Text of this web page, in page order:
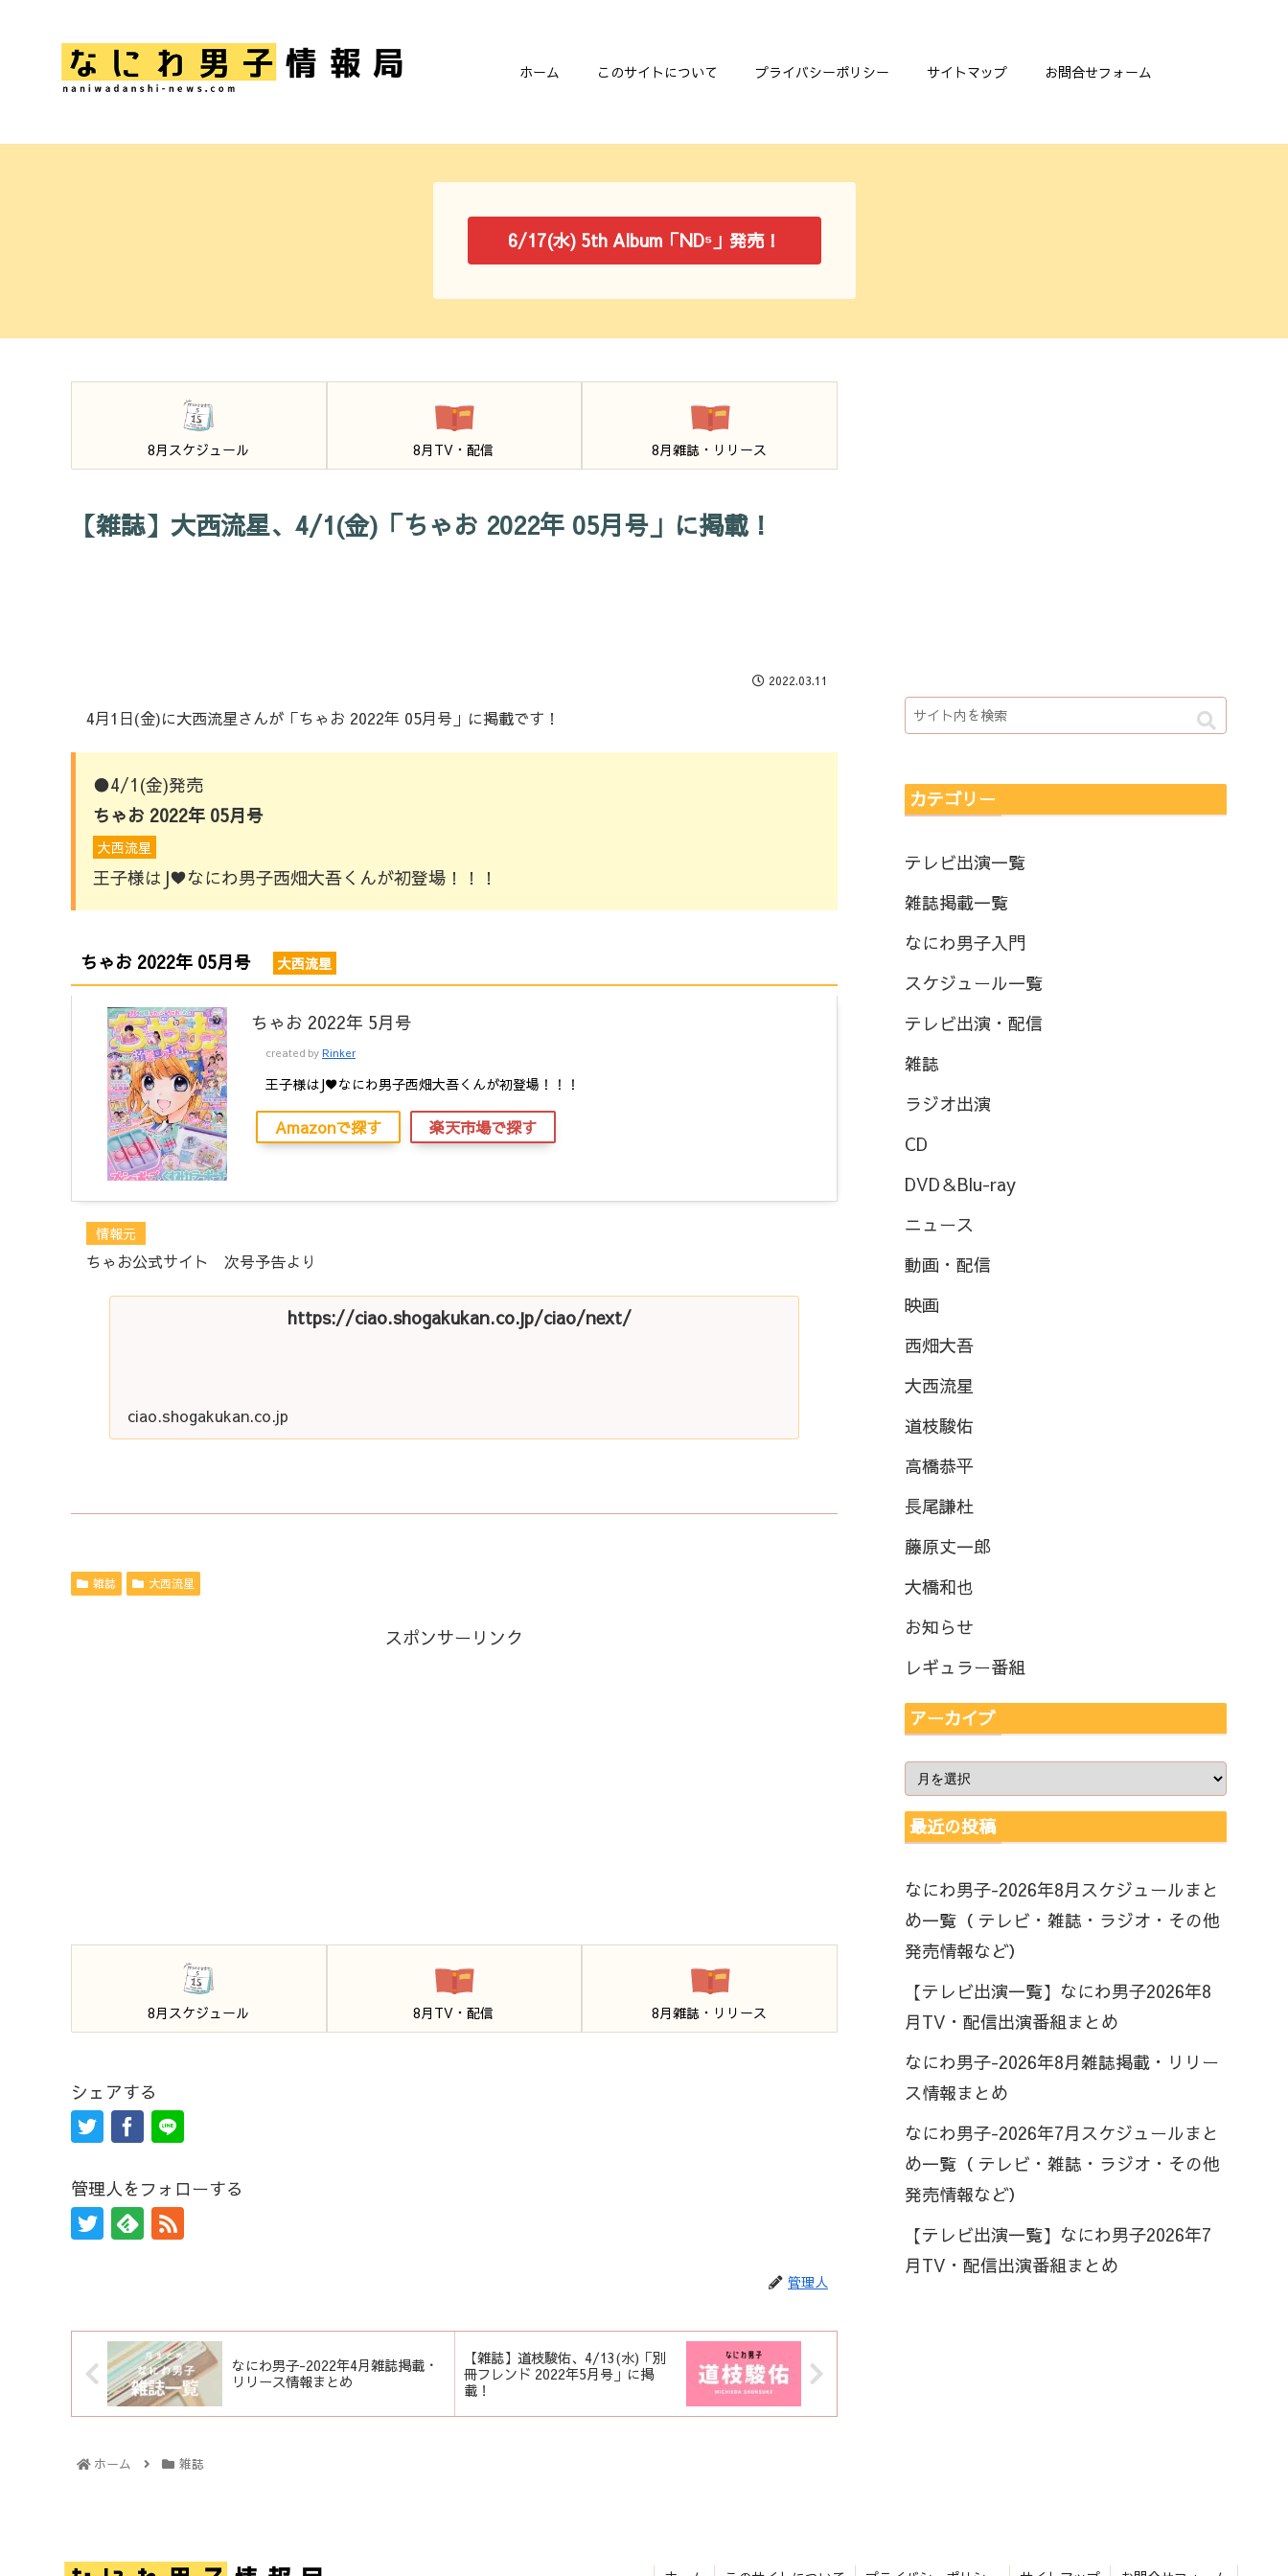
ホーム このサイトについて プライバシーポリシー サイトマップ お問合せフォーム
6/17(水) 5th Album「ND⁵」発売！
8月スケジュール 8月TV・配信 8月雑誌・リリース
【雑誌】大西流星、4/1(金)「ちゃお 2022年 05月号」に掲載！
2022.03.11
4月1日(金)に大西流星さんが「ちゃお 2022年 05月号」に掲載です！
●4/1(金)発売
ちゃお 2022年 05月号
大西流星
王子様はJ♥なにわ男子西畑大吾くんが初登場！！！
ちゃお 2022年 05月号 大西流星
ちゃお 2022年 5月号
created by Rinker
王子様はJ♥なにわ男子西畑大吾くんが初登場！！！
Amazonで探す 楽天市場で探す
情報元
ちゃお公式サイト 次号予告より
https://ciao.shogakukan.co.jp/ciao/next/
ciao.shogakukan.co.jp
雑誌 大西流星
スポンサーリンク
8月スケジュール 8月TV・配信 8月雑誌・リリース
シェアする
管理人をフォローする
管理人
なにわ男子-2022年4月雑誌掲載・
リリース情報まとめ
【雑誌】道枝駿佑、4/13(水)「別
冊フレンド 2022年5月号」に掲
載！
ホーム 雑誌
カテゴリー
テレビ出演一覧
雑誌掲載一覧
なにわ男子入門
スケジュール一覧
テレビ出演・配信
雑誌
ラジオ出演
CD
DVD＆Blu-ray
ニュース
動画・配信
映画
西畑大吾
大西流星
道枝駿佑
高橋恭平
長尾謙杜
藤原丈一郎
大橋和也
お知らせ
レギュラー番組
アーカイブ
最近の投稿
なにわ男子-2026年8月スケジュールまと
め一覧（ テレビ・雑誌・ラジオ・その他
発売情報など）
【テレビ出演一覧】なにわ男子2026年8
月TV・配信出演番組まとめ
なにわ男子-2026年8月雑誌掲載・リリー
ス情報まとめ
なにわ男子-2026年7月スケジュールまと
め一覧（ テレビ・雑誌・ラジオ・その他
発売情報など）
【テレビ出演一覧】なにわ男子2026年7
月TV・配信出演番組まとめ